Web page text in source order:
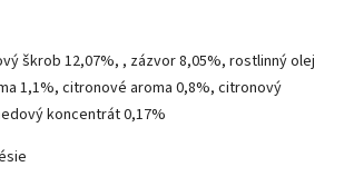
škrob 12,07%, , zázvor 8,05%, rostlinný olej
1,1%, citronové aroma 0,8%, citronový
koncentrát 0,17%